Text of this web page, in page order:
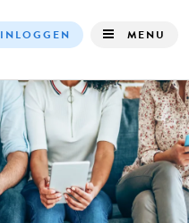
navigation
INLOGGEN MENU